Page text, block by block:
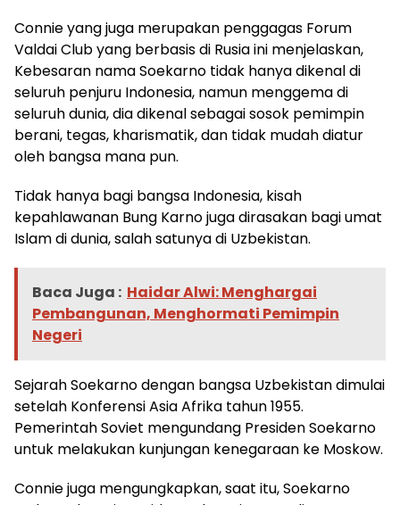
Connie yang juga merupakan penggagas Forum
Valdai Club yang berbasis di Rusia ini menjelaskan,
Kebesaran nama Soekarno tidak hanya dikenal di
seluruh penjuru Indonesia, namun menggema di
seluruh dunia, dia dikenal sebagai sosok pemimpin
berani, tegas, kharismatik, dan tidak mudah diatur
oleh bangsa mana pun.
Tidak hanya bagi bangsa Indonesia, kisah
kepahlawanan Bung Karno juga dirasakan bagi umat
Islam di dunia, salah satunya di Uzbekistan.
Baca Juga : Haidar Alwi: Menghargai
Pembangunan, Menghormati Pemimpin
Negeri
Sejarah Soekarno dengan bangsa Uzbekistan dimulai
setelah Konferensi Asia Afrika tahun 1955.
Pemerintah Soviet mengundang Presiden Soekarno
untuk melakukan kunjungan kenegaraan ke Moskow.
Connie juga mengungkapkan, saat itu, Soekarno